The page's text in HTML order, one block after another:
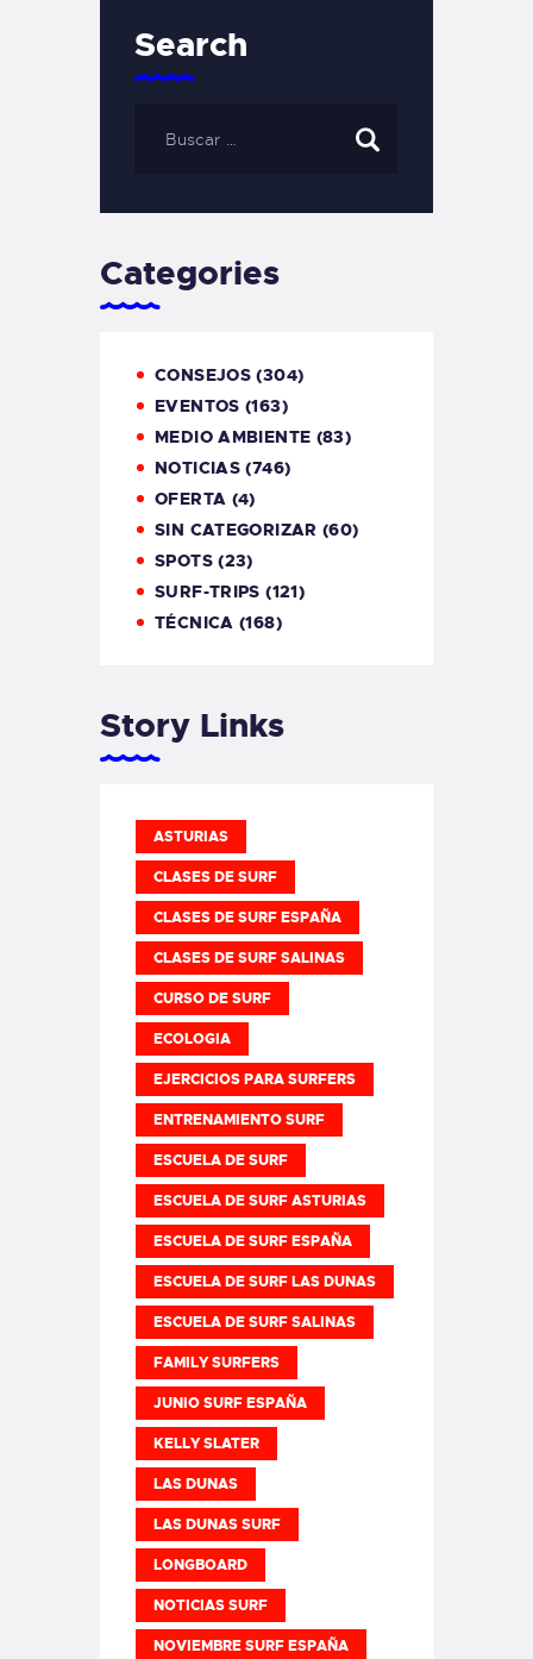
Search
Categories
CONSEJOS (304)
EVENTOS (163)
MEDIO AMBIENTE (83)
NOTICIAS (746)
OFERTA (4)
SIN CATEGORIZAR (60)
SPOTS(23)
SURF-TRIPS (121)
TÉCNICA (168)
Story Links
ASTURIAS
CLASES DE SURF
CLASES DE SURF ESPAÑA
CLASES DE SURF SALINAS
CURSO DE SURF
ECOLOGIA
EJERCICIOS PARA SURFERS
ENTRENAMIENTO SURF
ESCUELA DE SURF
ESCUELA DE SURF ASTURIAS
ESCUELA DE SURF ESPAÑA
ESCUELA DE SURF LAS DUNAS
ESCUELA DE SURF SALINAS
FAMILY SURFERS
JUNIO SURF ESPAÑA
KELLY SLATER
LAS DUNAS
LAS DUNAS SURF
LONGBOARD
NOTICIAS SURF
NOVIEMBRE SURF ESPAÑA